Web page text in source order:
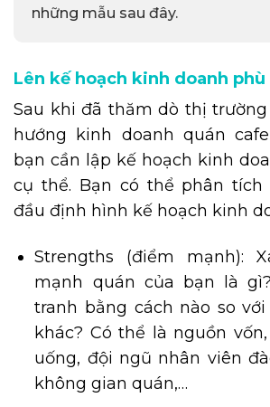
những mẫu sau đây.
Lên kế hoạch kinh doanh phù
Sau khi đã thăm dò thị
hướng kinh doanh quán
bạn cần lập kế hoạch kinh
cụ thể. Bạn có thể phân tích
đầu định hình kế hoạch kinh
Strengths (điểm mạnh):
mạnh quán của bạn là
tranh bằng cách nào so
khác? Có thể là nguồn
uống, đội ngũ nhân viên
không gian quán,…